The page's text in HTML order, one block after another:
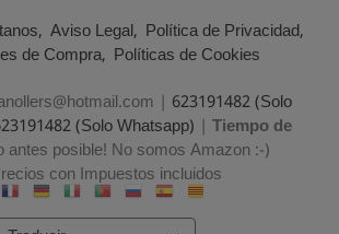
Aviso Legal Política de Privacidad
de Compra Políticas de Cookies
| 623191482 (Solo
(Solo Whatsapp) | Tiempo de
antes posible! No somos Amazon :-)
con Impuestos incluidos